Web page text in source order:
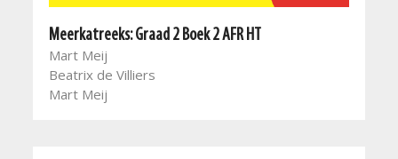
Meerkatreeks: Graad 2 Boek 2 AFR HT
Mart Meij
Beatrix de Villiers
Mart Meij